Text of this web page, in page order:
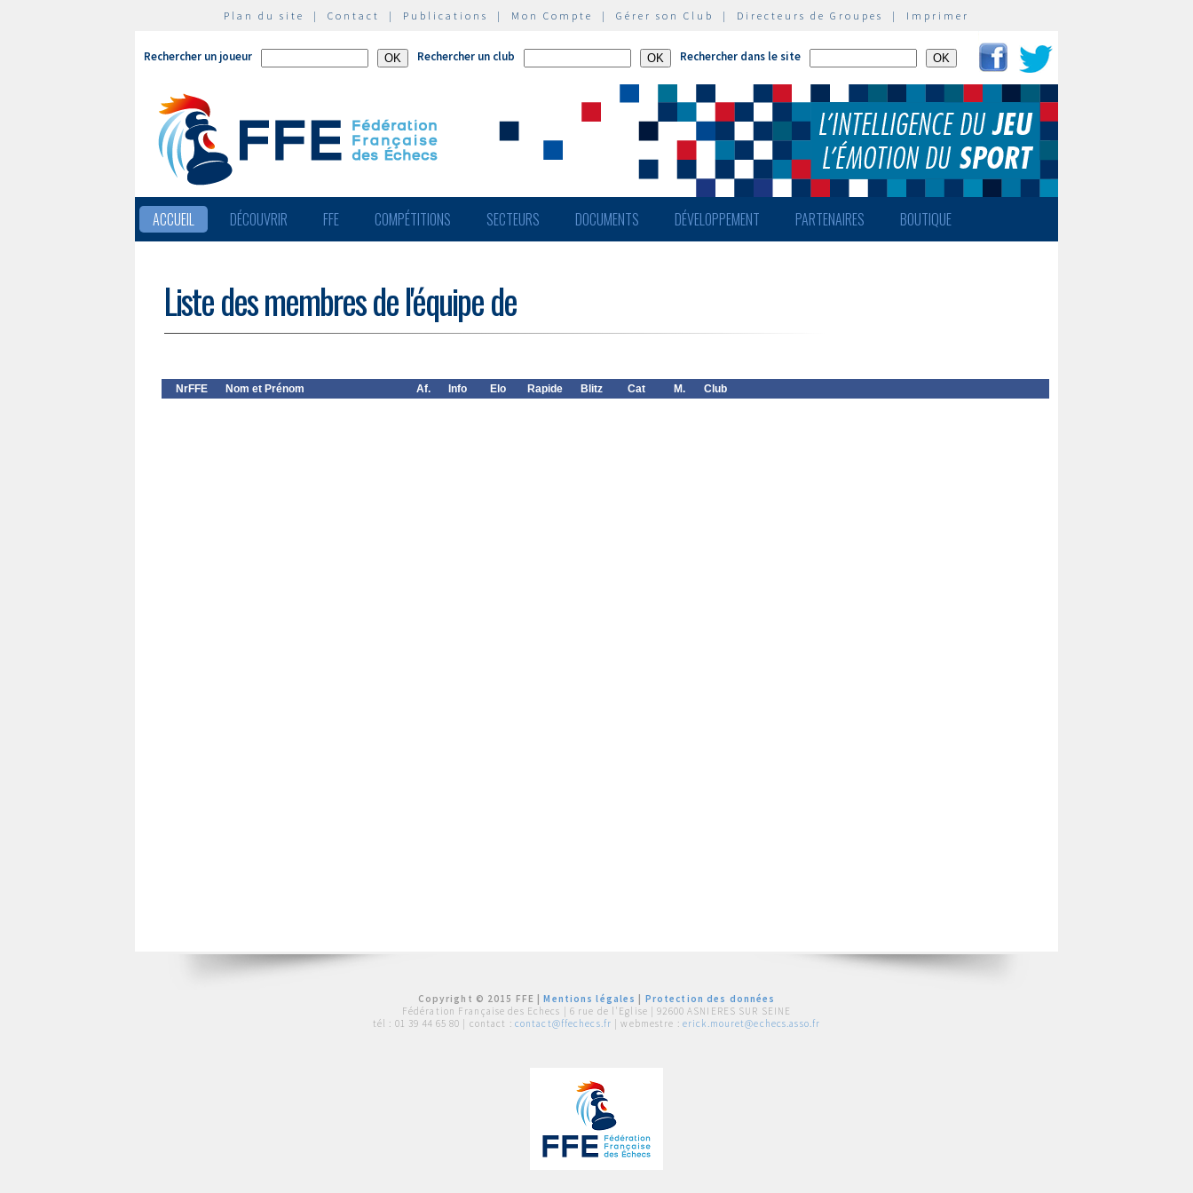
Plan du site | Contact | Publications | Mon Compte | Gérer son Club | Directeurs de Groupes | Imprimer
Rechercher un joueur Rechercher un club Rechercher dans le site
ACCUEIL DÉCOUVRIR FFE COMPÉTITIONS SECTEURS DOCUMENTS DÉVELOPPEMENT PARTENAIRES BOUTIQUE
Liste des membres de l'équipe de
NrFFE Nom et Prénom Af. Info Elo Rapide Blitz Cat M. Club
Copyright © 2015 FFE |Mentions légales
Protection des données
Fédération Française des Echecs | 6 rue de l'Eglise | 92600 ASNIERES SUR SEINE
tél : 01 39 44 65 80 | contact : contact@ffechecs.fr | webmestre : erick.mouret@echecs.asso.fr